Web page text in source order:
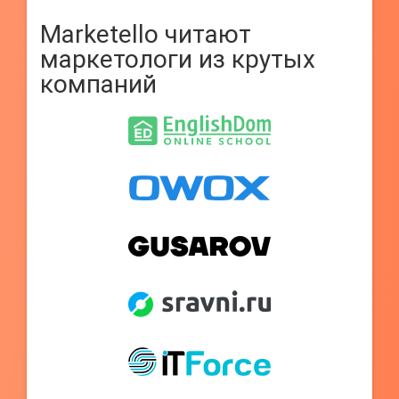
Marketello читают
маркетологи из крутых
компаний